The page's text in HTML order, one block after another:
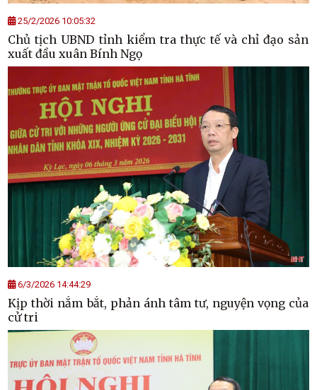
25/2/2026 10:05:32
Chủ tịch UBND tỉnh kiểm tra thực tế và chỉ đạo sản
xuất đầu xuân Bính Ngọ
6/3/2026 14:44:29
Kịp thời nắm bắt, phản ánh tâm tư, nguyện vọng của
cử tri